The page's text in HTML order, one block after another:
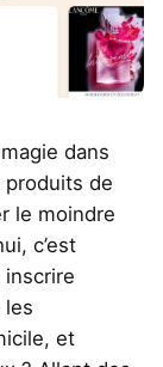
dans
de
le moindre
c’est
les
et